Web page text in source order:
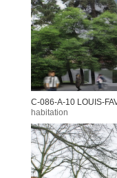
C-086-A-10 LOUIS-
habitation